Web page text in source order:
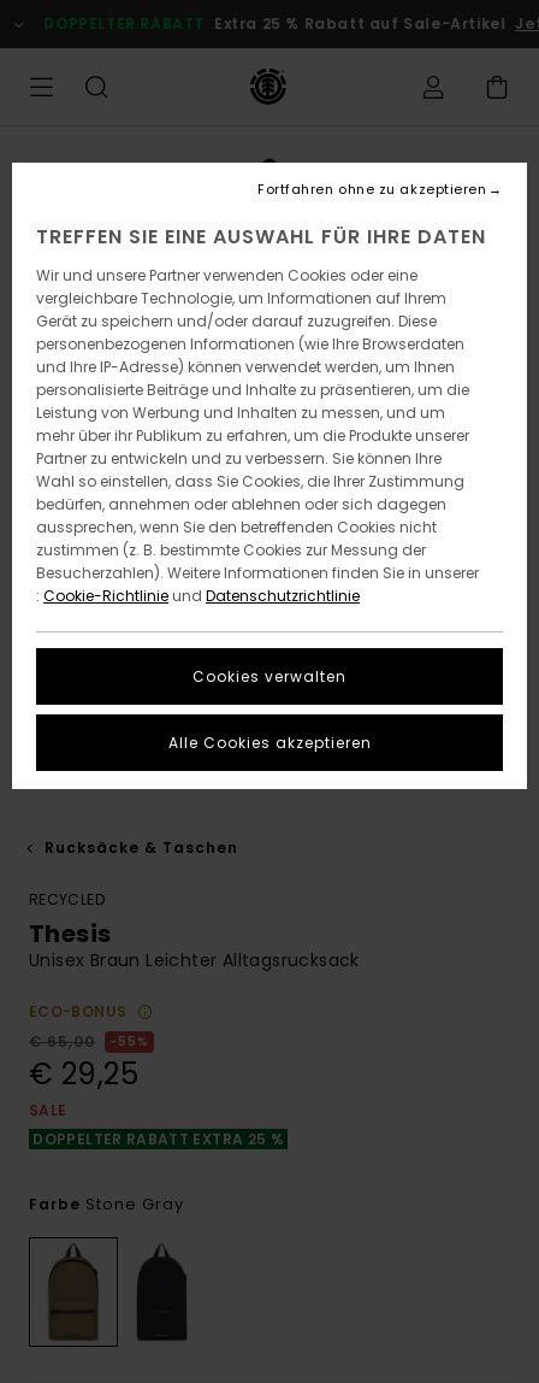
zur
Produktinformation
DOPPELTER RABATT Extra 25 % Rabatt auf Sale-Artikel
Rucksäcke & Taschen
RECYCLED
Thesis
Unisex Braun Leichter Alltagsrucksack
ECO-BONUS
€ 65,00
55%
€ 29,25
SALE
DOPPELTER RABATT EXTRA 25 %
Farbe Stone Gray
TREFFEN SIE EINE AUSWAHL FÜR IHRE DATEN
Wir und unsere Partner verwenden Cookies oder eine
vergleichbare Technologie, um Informationen auf Ihrem
Gerät zu speichern und/oder darauf zuzugreifen. Diese
personenbezogenen Informationen (wie Ihre Browserdaten
und Ihre IP-Adresse) können verwendet werden, um Ihnen
personalisierte Beiträge und Inhalte zu präsentieren, um die
Leistung von Werbung und Inhalten zu messen, und um
mehr über ihr Publikum zu erfahren, um die Produkte unserer
Partner zu entwickeln und zu verbessern. Sie können Ihre
Wahl so einstellen, dass Sie Cookies, die Ihrer Zustimmung
bedürfen, annehmen oder ablehnen oder sich dagegen
aussprechen, wenn Sie den betreffenden Cookies nicht
zustimmen (z. B. bestimmte Cookies zur Messung der
Besucherzahlen). Weitere Informationen finden Sie in unserer
: Cookie-Richtlinieund Datenschutzrichtlinie
Cookies verwalten
Fortfahren ohne zu akzeptieren
Alle Cookies akzeptieren